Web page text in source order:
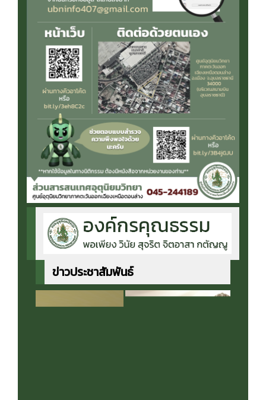
ข่าวประชาสัมพันธ์